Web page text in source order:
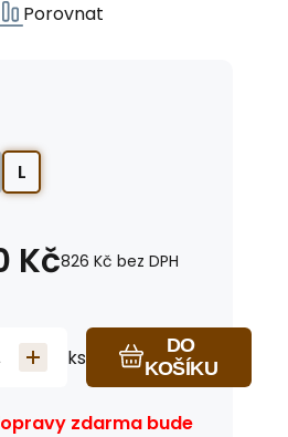
Porovnat
L
Kč826 Kč bez DPH
ks
DO
KOŠÍKU
zdarma bude